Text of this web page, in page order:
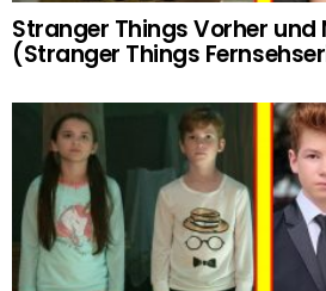
Stranger Things Vorher und
(Stranger Things